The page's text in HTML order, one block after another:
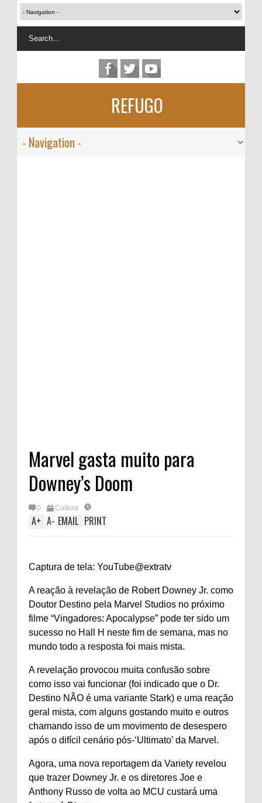
REFUGO
Marvel gasta muito para
Downey’s Doom
0 Cultura
A+ A- EMAIL PRINT
Captura de tela: YouTube@extratv
A reação à revelação de Robert Downey Jr. como
Doutor Destino pela Marvel Studios no próximo
filme “Vingadores: Apocalypse” pode ter sido um
sucesso no Hall H neste fim de semana, mas no
mundo todo a resposta foi mais mista.
A revelação provocou muita confusão sobre
como isso vai funcionar (foi indicado que o Dr.
Destino NÃO é uma variante Stark) e uma reação
geral mista, com alguns gostando muito e outros
chamando isso de um movimento de desespero
após o difícil cenário pós-‘Ultimato’ da Marvel.
Agora, uma nova reportagem da Variety revelou
que trazer Downey Jr. e os diretores Joe e
Anthony Russo de volta ao MCU custará uma